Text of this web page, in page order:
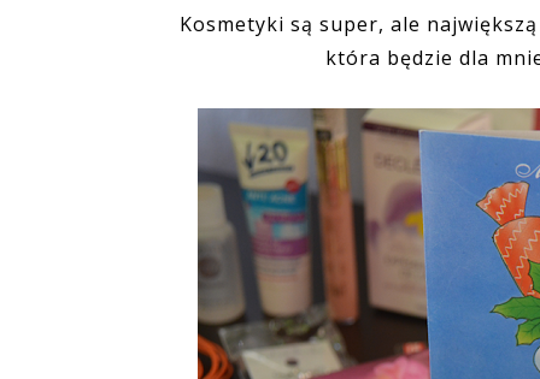
Kosmetyki są super, ale
która będzie dla